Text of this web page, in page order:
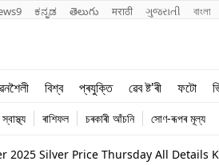
ಕನ್ನಡ తెలుగు मराठी ગુજરાતી বাংলা
বিশ্ব প্ৰযুক্তি ৱেব ষ্ট'ৰী ফটো
খেল
জীৱনশৈলী
স্বাস্থ্য ৰাশিফল চৰকাৰী আঁচনি সোণ-ৰূপৰ মূল্য
2025 Silver Price Thursday All Details